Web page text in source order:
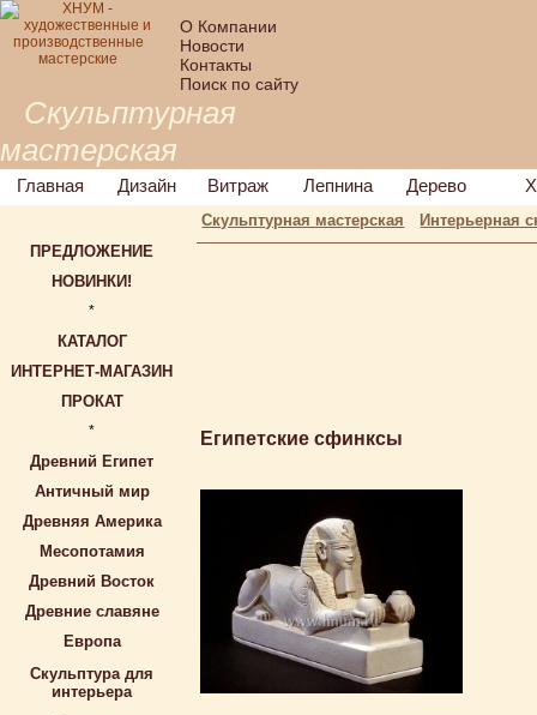
О Компании
Новости
Контакты
Поиск по сайту
Скульптурная
мастерская
Главная Дизайн Витраж Лепнина Дерево
Скульптурная мастерская
Интерьерная
ПРЕДЛОЖЕНИЕ
НОВИНКИ!
*
КАТАЛОГ
ИНТЕРНЕТ-МАГАЗИН
ПРОКАТ
*
Древний Египет
Античный мир
Древняя Америка
Месопотамия
Древний Восток
Древние славяне
Европа
Скульптура для
интерьера
Египетские сфинксы